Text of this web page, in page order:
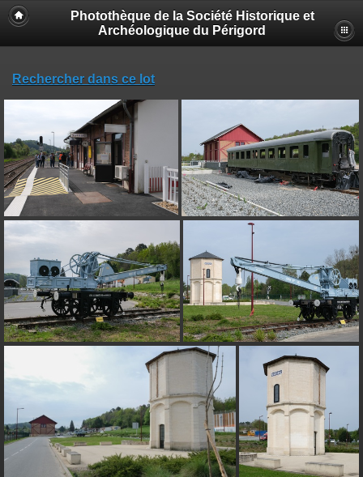
Photothèque de la Société Historique et
Archéologique du Périgord
Rechercher dans ce lot